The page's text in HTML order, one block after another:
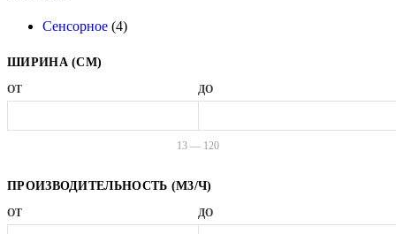
Сенсорное (4)
ШИРИНА (СМ)
ОТ ДО
13 — 120
ПРОИЗВОДИТЕЛЬНОСТЬ (М3/Ч)
ОТ ДО